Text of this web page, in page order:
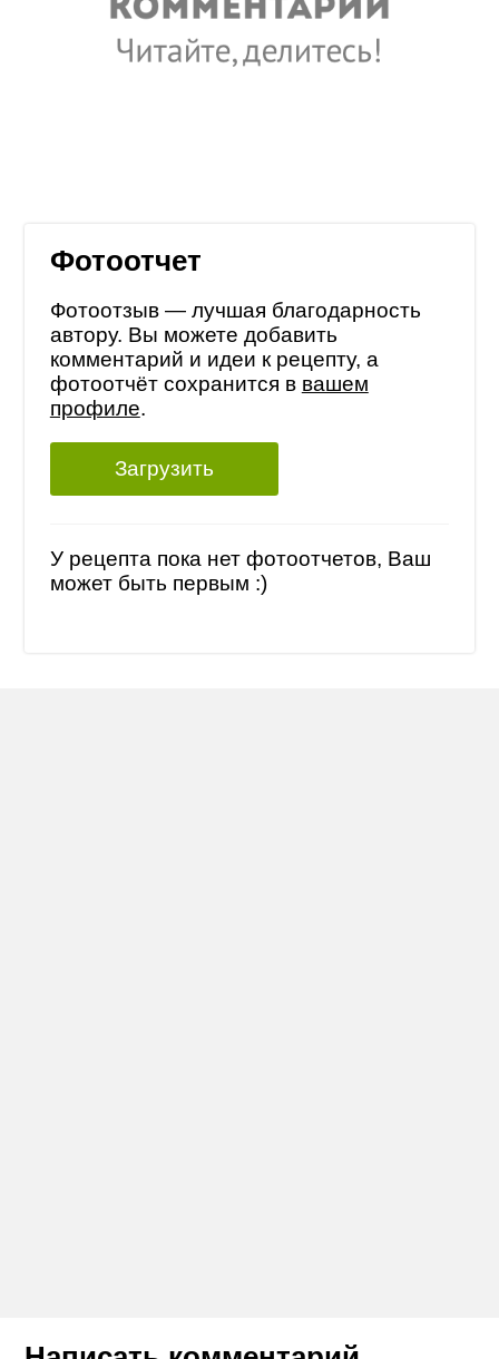
Фотоотчет
Фотоотзыв — лучшая благодарность
автору. Вы можете добавить
комментарий и идеи к рецепту, а
фотоотчёт сохранится в вашем
профиле.
Загрузить
У рецепта пока нет фотоотчетов, Ваш
может быть первым :)